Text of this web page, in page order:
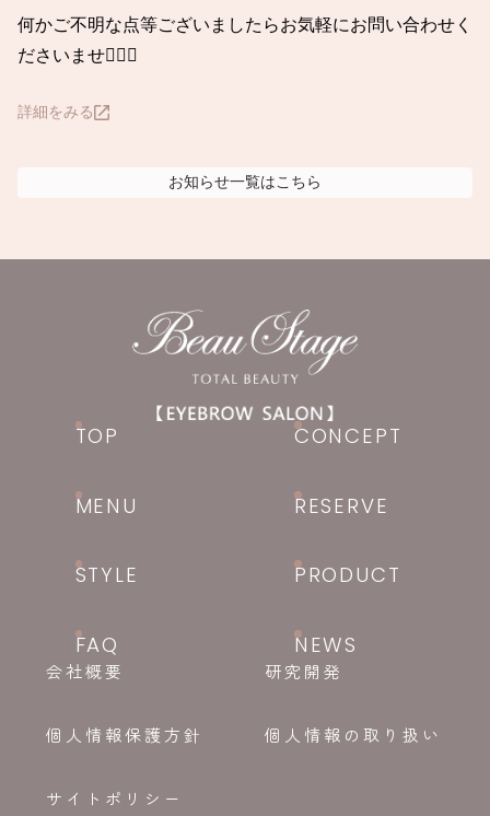
何かご不明な点等ございましたらお気軽にお問い合わせく
ださいませ💁🏻‍♀️
詳細をみる
お知らせ一覧はこちら
TOP CONCEPT
MENU RESERVE
STYLE PRODUCT
FAQ NEWS
会社概要 研究開発
個人情報保護方針 個人情報の取り扱い
サイトポリシー